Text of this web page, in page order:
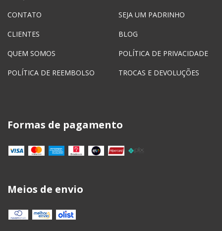
CONTATO SEJA UM PADRINHO
CLIENTES BLOG
QUEM SOMOS POLÍTICA DE PRIVACIDADE
POLÍTICA DE REEMBOLSO TROCAS E DEVOLUÇÕES
Formas de pagamento
Meios de envio